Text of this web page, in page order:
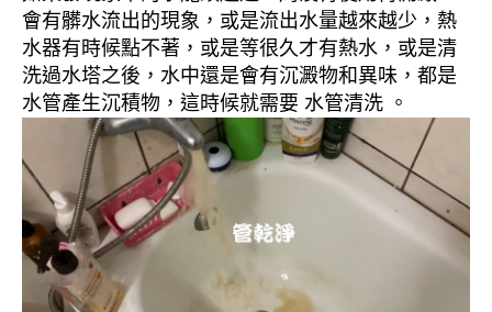
會有髒水流出的現象，或是流出水量越來越少，熱
水器有時候點不著，或是等很久才有熱水，或是清
洗過水塔之後，水中還是會有沉澱物和異味，都是
水管產生沉積物，這時候就需要 水管清洗 。